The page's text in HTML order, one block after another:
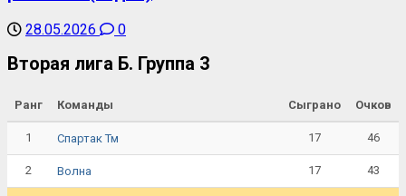
28.05.2026 0
Вторая лига Б. Группа 3
Ранг Команды Сыграно Очков
1 Спартак Тм 17 46
2 Волна 17 43